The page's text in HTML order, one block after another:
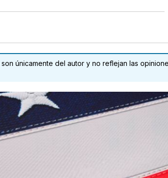
únicamente del autor y no reflejan las